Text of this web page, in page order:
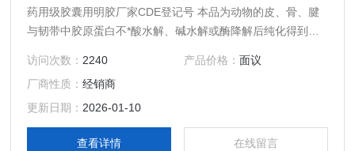
药用级胶囊用明胶厂家CDE登记号 本品为动物的皮、骨、腱
与韧带中胶原蛋白不*酸水解、碱水解或酶降解后纯化得到的
为微黄色至黄色、透明或半透明微带光泽的薄片或粉粒；无
臭、无味；浸在水中时会膨胀变软，能吸收其自身质量5～10
倍的水。
访问次数： 2240 产品价格： 面议
厂商性质：经销商
更新日期： 2026-01-10
查看详情 在线留言